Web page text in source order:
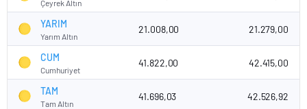
Çeyrek Altın
YARIM
Yarım Altın
21.008,00 21.279,00
CUM
Cumhuriyet
41.822,00 42.415,00
TAM
Tam Altın
41.696,03 42.526,92